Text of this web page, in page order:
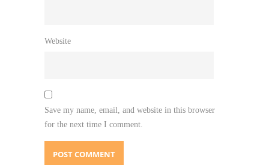
Website
Save my name, email, and website in this browser
for the next time I comment.